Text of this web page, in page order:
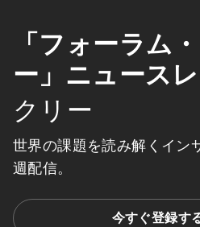
「フォーラム
ー」ニュース
クリー
世界の課題を読み解くイン
週配信。
今すぐ登録す